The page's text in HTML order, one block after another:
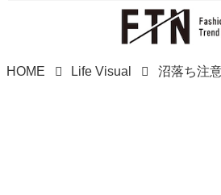
HOME Life Visual